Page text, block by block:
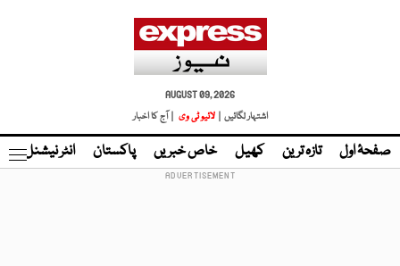
AUGUST 09, 2026
اشتہار لگائیں |
لائیو ٹی وی | آج کا اخبار
صفحۂ اول تازہ ترین کھیل خاص خبریں پاکستان انٹر نیشنل